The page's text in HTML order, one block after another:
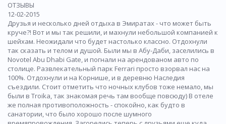
ОТЗЫВЫ
12-02-2015
Друзья и несколько дней отдыха в Эмиратах - что может быть
круче?! Вот и мы так решили, и махнули небольшой компанией к
шейхам. Неожидали что будет настолько классно. Отдохнули
так сказать и телом и душой. Были мы в Абу-Даби, заселились в
Novotel Abu Dhabi Gate, и погнали на арендованом авто по
столице. Развлекательный парк Ferrari просто взорвал нас на
100%. Отдохнули и на Корнише, и в деревню Наследия
съездили. Стоит отметить что ночных клубов тоже немало, мы
были в Troika, так знакомая речь там вообще повсюду) В отеле
же полная противоположность - спокойно, как будто в
санатории, что было хорошо после шумного